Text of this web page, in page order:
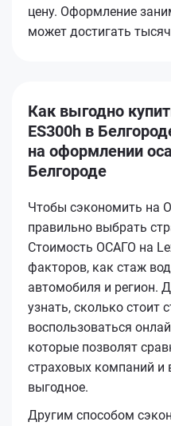
цену. Оформление
может достигать
Как выгодно
ES300h в
на оформлении
Белгороде
Чтобы сэкономить на
правильно выбрать
Стоимость ОСАГО на
факторов, как стаж
автомобиля и регион.
узнать, сколько стоит
воспользоваться
которые позволят
страховых компаний и
выгодное.
Другим способом